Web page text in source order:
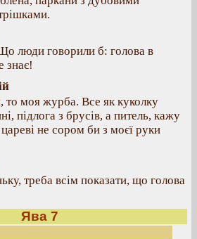
люди говорили б: голова в
знає!
то моя журба. Все як куколку
підлога з брусів, а питель, кажу
не сором би з моєї руки
треба всім показати, що голова
Ява 7